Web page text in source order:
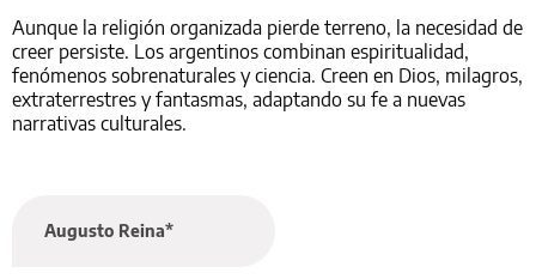
Aunque la religión organizada pierde terreno, la necesidad de
creer persiste. Los argentinos combinan espiritualidad,
fenómenos sobrenaturales y ciencia. Creen en Dios, milagros,
extraterrestres y fantasmas, adaptando su fe a nuevas
narrativas culturales.
Augusto Reina*